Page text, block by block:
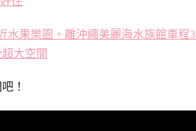
水果樂園，離沖繩美麗海水族館車程
大空間
！